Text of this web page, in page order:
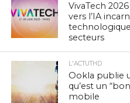
VivaTech
vers l’IA
secteurs
L'ACTUTHD
Ookla publie
qu’est un
mobile